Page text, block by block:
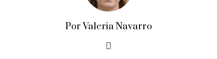
Por Valeria Navarro